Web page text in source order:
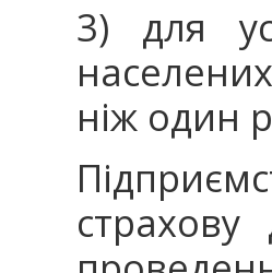
3) для
ніж один
страхову